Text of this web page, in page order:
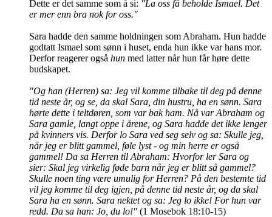
Dette er det samme som å si: "La oss få beholde Ismael. Det
er mer enn bra nok for oss."
Sara hadde den samme holdningen som Abraham. Hun hadde
godtatt Ismael som sønn i huset, enda hun ikke var hans mor.
Derfor reagerer også hun med latter når hun får høre dette
budskapet.
"Og han (Herren) sa: Jeg vil komme tilbake til deg på denne
tid neste år, og se, da skal Sara, din hustru, ha en sønn. Sara
hørte dette i teltdøren, som var bak ham. Nå var Abraham og
Sara gamle, langt oppe i årene, og Sara hadde det ikke lenger
på kvinners vis. Derfor lo Sara ved seg selv og sa: Skulle jeg,
når jeg er blitt gammel, føle lyst - og min herre er også
gammel! Da sa Herren til Abraham: Hvorfor ler Sara og
sier: Skal jeg virkelig føde barn når jeg er blitt så gammel?
Skulle noen ting være umulig for Herren? På den bestemte tid
vil jeg komme til deg igjen, på denne tid neste år, og da skal
Sara ha en sønn. Sara nektet og sa: Jeg lo ikke! For hun var
redd. Da sa han: Jo, du lo!" (1 Mosebok 18:10-15)